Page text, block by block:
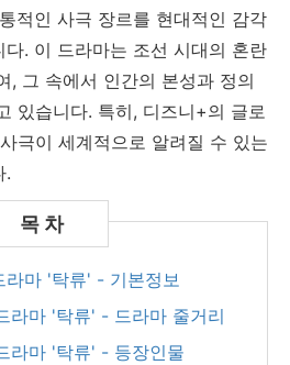
적인 사극 장르를 현대적인 감각
. 이 드라마는 조선 시대의 혼란
, 그 속에서 인간의 본성과 정의
있습니다. 특히, 디즈니+의 글로
극이 세계적으로 알려질 수 있는
.
라마 '탁류' - 기본정보
라마 '탁류' - 드라마 줄거리
라마 '탁류' - 등장인물